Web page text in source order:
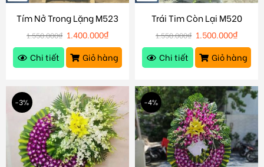
Tím Nở Trong Lặng M523
1.550.000₫ 1.400.000₫
Chi tiết
Giỏ hàng
Trái Tim Còn Lại M520
1.550.000₫ 1.500.000₫
Chi tiết
Giỏ hàng
-3% -4%